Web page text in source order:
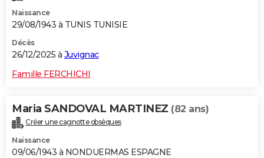
Naissance
29/08/1943 à TUNIS TUNISIE
Décès
26/12/2025 à Juvignac
Famille FERCHICHI
Maria SANDOVAL MARTINEZ (82 ans)
Créer une cagnotte obsèques
Naissance
09/06/1943 à NONDUERMAS ESPAGNE